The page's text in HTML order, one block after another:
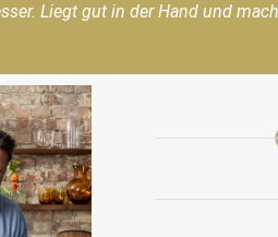
Liegt gut in der Hand und